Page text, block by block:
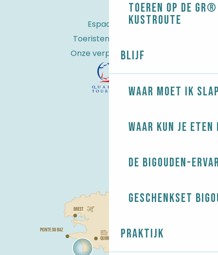
Toeren op de
kustroute
Blijf
Waar moet ik
Waar kun je eten
De Bigouden-
Geschenkset
Praktijk
Espace Pro
Toeristenbelasting
Onze verplichtingen